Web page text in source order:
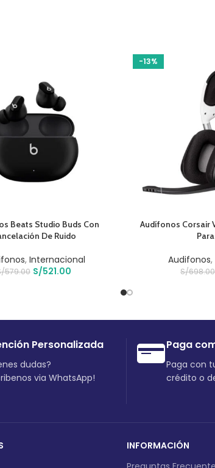
Beats Studio Buds Con
De Ruido
, Internacional
579.00 S/521.00
-13%
AÑADIR AL CARRITO
Audífonos Corsair
Audifonos,
S/698.00
Personalizada
dudas?
via WhatsApp!
Paga
Paga con
crédito o
INFORMACIÓN